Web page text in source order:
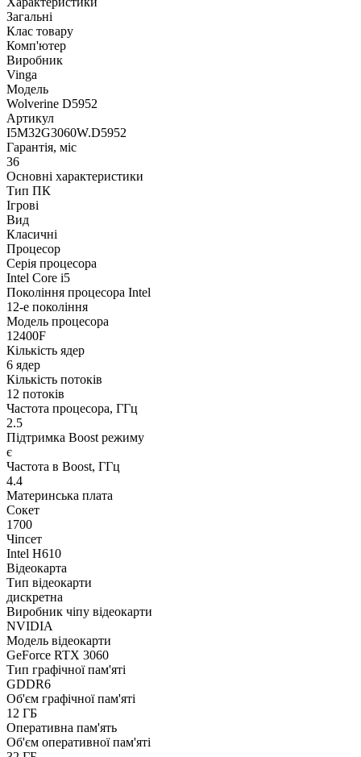
Загальні
Клас товару
Комп'ютер
Виробник
Vinga
Модель
Wolverine D5952
Артикул
I5M32G3060W.D5952
Гарантія, міс
36
Основні характеристики
Тип ПК
Ігрові
Вид
Класичні
Процесор
Серія процесора
Intel Core i5
Покоління процесора Intel
12-е покоління
Модель процесора
12400F
Кількість ядер
6 ядер
Кількість потоків
12 потоків
Частота процесора, ГГц
2.5
Підтримка Boost режиму
є
Частота в Boost, ГГц
4.4
Материнська плата
Сокет
1700
Чіпсет
Intel H610
Відеокарта
Тип відеокарти
дискретна
Виробник чіпу відеокарти
NVIDIA
Модель відеокарти
GeForce RTX 3060
Тип графічної пам'яті
GDDR6
Об'єм графічної пам'яті
12 ГБ
Оперативна пам'ять
Об'єм оперативної пам'яті